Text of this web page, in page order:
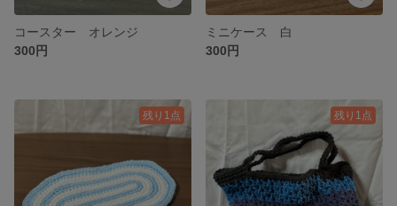
コースター オレンジ
300円
ミニケース 白
300円
残り1点 残り1点